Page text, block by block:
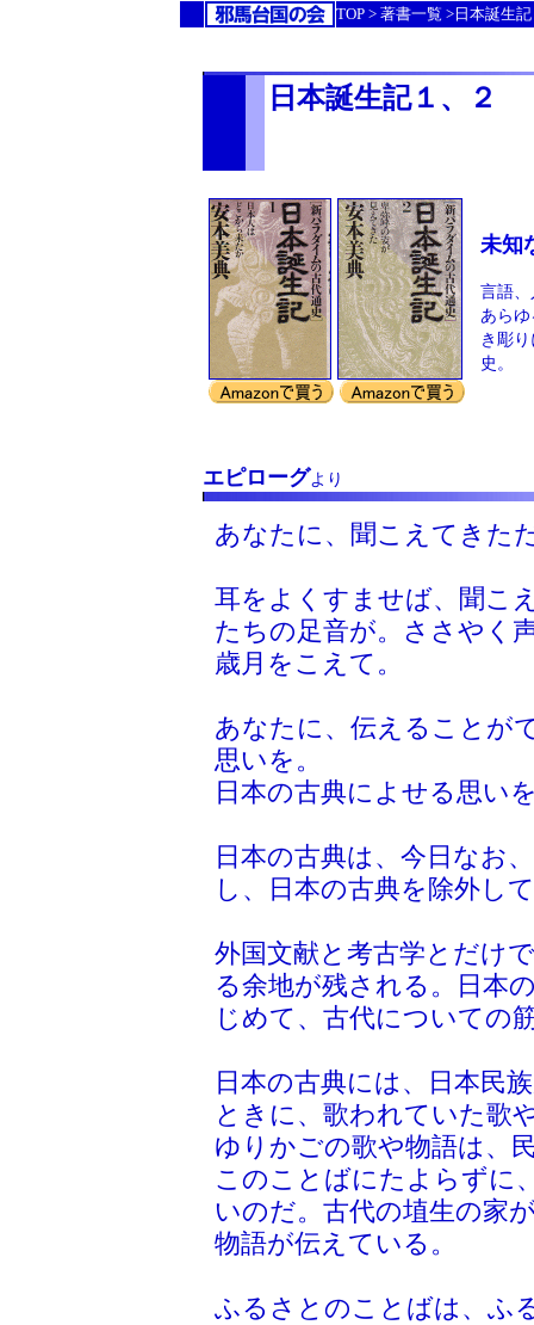
TOP > 著書一覧 >日本誕生
日本誕生記１、２
未知
言語
あら
き彫
史。
エピローグより
あなたに、聞こえてきた
耳をよくすませば、聞こ
たちの足音が。ささやく
歳月をこえて。
あなたに、伝えることが
思いを。
日本の古典によせる思い
日本の古典は、今日なお
し、日本の古典を除外し
外国文献と考古学とだけ
る余地が残される。日本
じめて、古代についての
日本の古典には、日本民
ときに、歌われていた歌
ゆりかごの歌や物語は、
このことばにたよらずに
いのだ。古代の埴生の家
物語が伝えている。
ふるさとのことばは、ふ